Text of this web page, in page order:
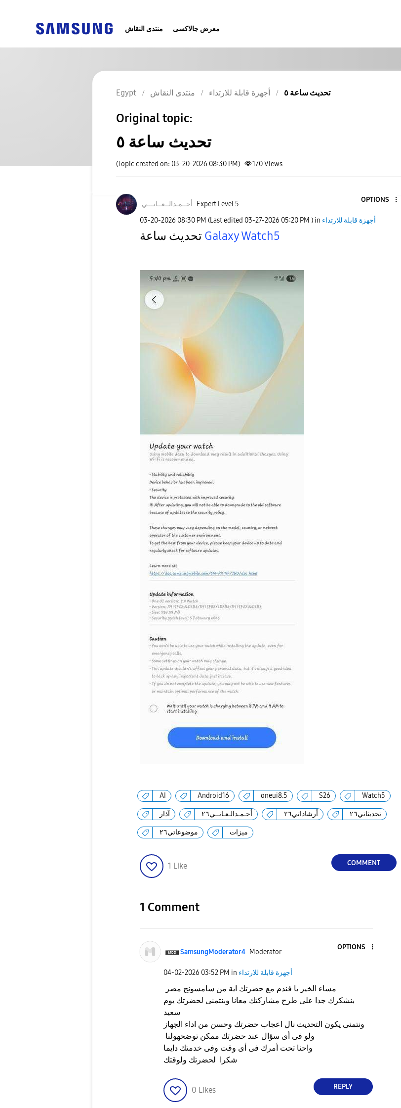
منتدى النقاش معرض جالاكسى
Egypt منتدى النقاش أجهزة قابلة للارتداء تحديث ساعة ٥
Original topic:
تحديث ساعة ٥
(Topic created on: 03-20-2026 08:30 PM) 170Views
أحــمـدالــعــانـــي Expert Level 5
OPTIONS
‎03-20-2026 08:30 PM (Last edited ‎03-27-2026 05:20 PM ) in أجهزة قابلة للارتداء
Galaxy Watch5
AI Android16 oneui8.5 S26 Watch5
آذار أحـمـدالـعـانــي٢٦ أرشاداتي٢٦ تحديثاتي٢٦
موضوعاتي٢٦ ميزات
1 Like COMMENT
1 Comment
SamsungModerator4 Moderator
OPTIONS
‎04-02-2026 03:52 PM in أجهزة قابلة للارتداء
مساء الخير يا فندم مع حضرتك اية من سامسونج مصر
بنشكرك جدا على طرح مشاركتك معانا وبنتمنى لحضرتك يوم
سعيد
شكرا لحضرتك ولوقتك
0 Likes REPLY